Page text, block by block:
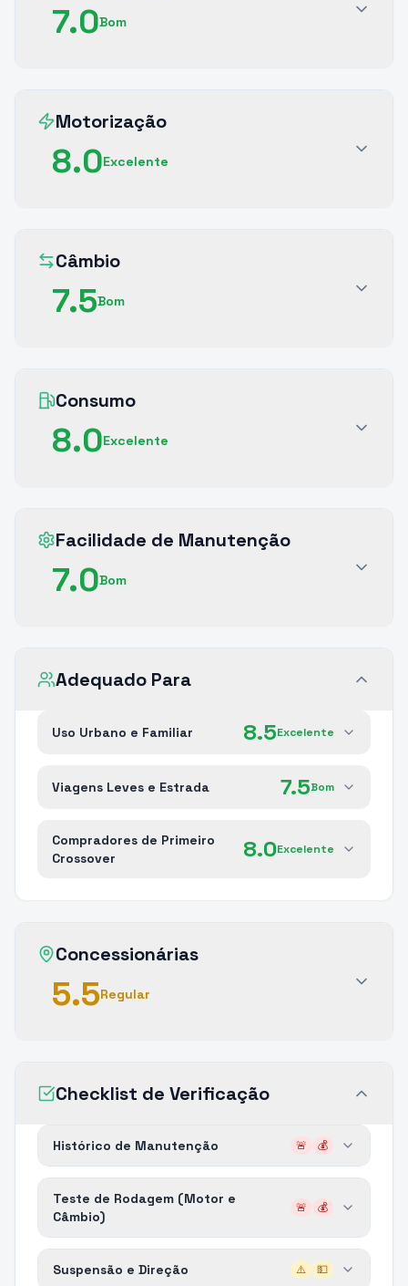
7.0Bom
Motorização
8.0Excelente
Câmbio
7.5Bom
Consumo
8.0Excelente
Facilidade de Manutenção
7.0Bom
Adequado Para
Uso Urbano e Familiar 8.5Excelente
Viagens Leves e Estrada 7.5Bom
Compradores de Primeiro
Crossover
8.0Excelente
Concessionárias
5.5Regular
Checklist de Verificação
Histórico de Manutenção 🚨 💰
Teste de Rodagem (Motor e
Câmbio)
🚨 💰
Suspensão e Direção ⚠️ 💵